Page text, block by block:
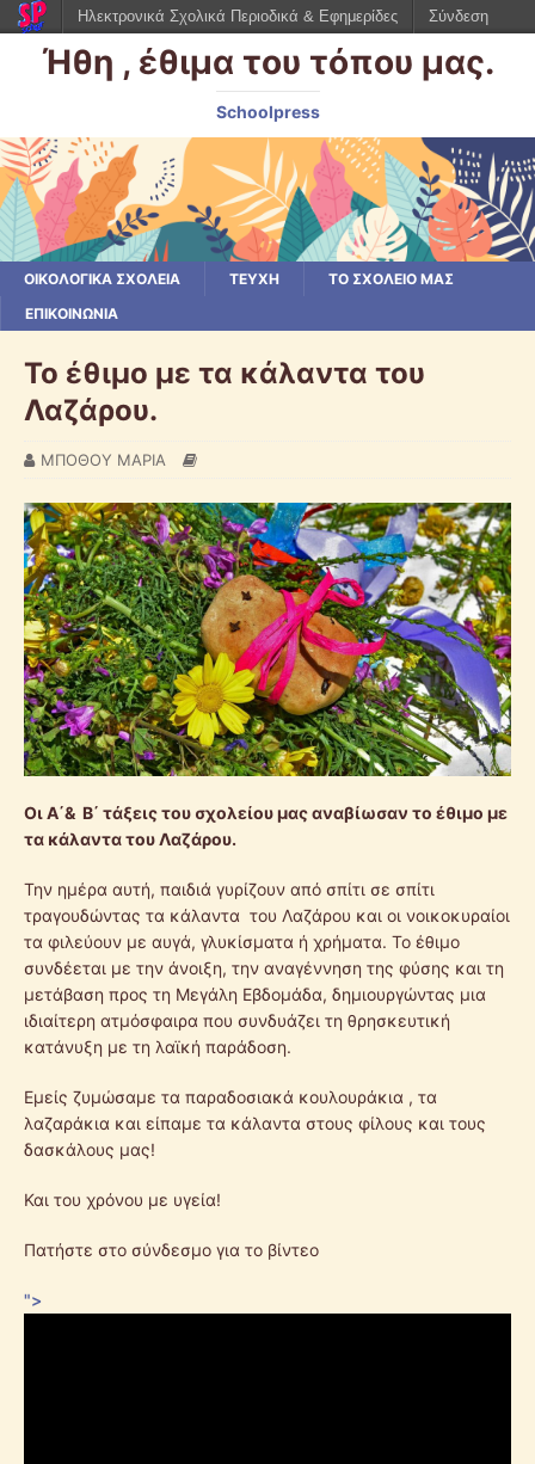
Ήθη , έθιμα του τόπου μας.
Schoolpress
ΟΙΚΟΛΟΓΙΚΆ ΣΧΟΛΕΊΑ ΤΕΥΧΗ
ΤΟ ΣΧΟΛΕΙΟ ΜΑΣ
ΕΠΙΚΟΙΝΩΝΙΑ
Το έθιμο με τα κάλαντα του
Λαζάρου.
ΜΠΟΘΟΥ ΜΑΡΙΑ
Οι Α΄& Β΄ τάξεις του σχολείου μας αναβίωσαν το έθιμο με
τα κάλαντα του Λαζάρου.
Την ημέρα αυτή, παιδιά γυρίζουν από σπίτι σε σπίτι
τραγουδώντας τα κάλαντα του Λαζάρου και οι νοικοκυραίοι
τα φιλεύουν με αυγά, γλυκίσματα ή χρήματα. Το έθιμο
συνδέεται με την άνοιξη, την αναγέννηση της φύσης και τη
μετάβαση προς τη Μεγάλη Εβδομάδα, δημιουργώντας μια
ιδιαίτερη ατμόσφαιρα που συνδυάζει τη θρησκευτική
κατάνυξη με τη λαϊκή παράδοση.
Εμείς ζυμώσαμε τα παραδοσιακά κουλουράκια , τα
λαζαράκια και είπαμε τα κάλαντα στους φίλους και τους
δασκάλους μας!
Και του χρόνου με υγεία!
Πατήστε στο σύνδεσμο για το βίντεο
">
Ηλεκτρονικά Σχολικά Περιοδικά & Εφημερίδες Σύνδεση